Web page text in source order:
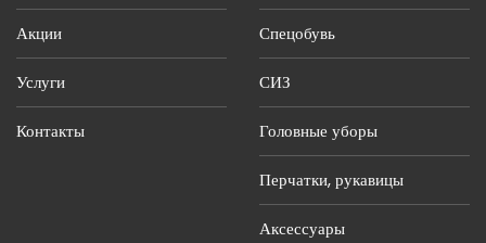
Акции
Услуги
Контакты
Спецобувь
СИЗ
Головные уборы
Перчатки, рукавицы
Аксессуары